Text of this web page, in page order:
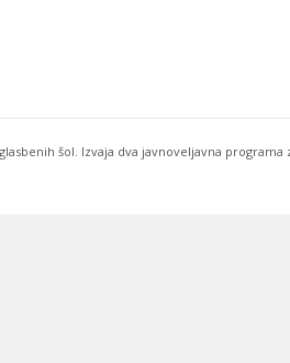
šol. Izvaja dva javnoveljavna programa